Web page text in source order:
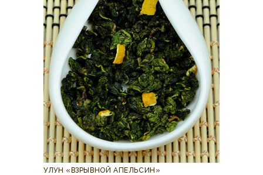
УЛУН «ВЗРЫВНОЙ АПЕЛЬСИН»